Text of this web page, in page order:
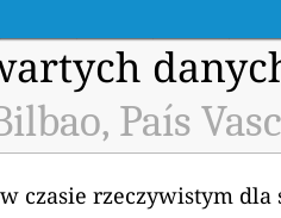
País
czasie rzeczywistym